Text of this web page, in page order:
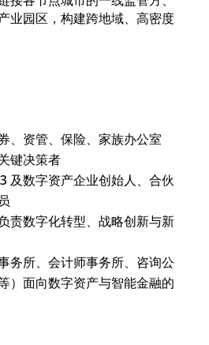
业园区，构建跨地域、高密度
、资管、保险、家族办公室
键决策者
及数字资产企业创始人、合伙
责数字化转型、战略创新与新
务所、会计师事务所、咨询公
）面向数字资产与智能金融的